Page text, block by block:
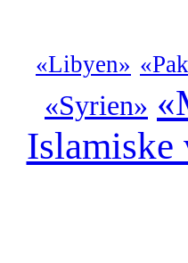
«Libyen»
«Syrien»
Islamiske